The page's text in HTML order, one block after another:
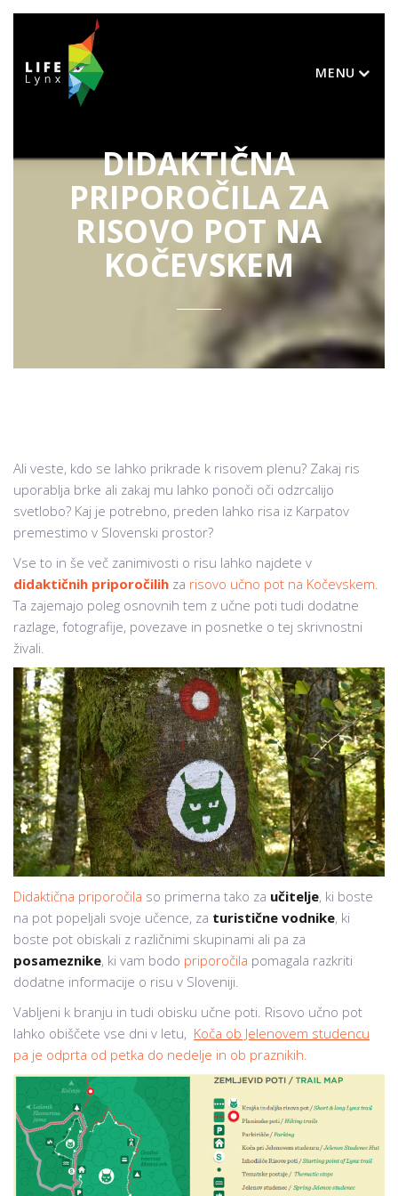
MENU
DIDAKTIČNA
PRIPOROČILA ZA
RISOVO POT NA
KOČEVSKEM
Ali veste, kdo se lahko prikrade k risovem plenu? Zakaj ris
uporablja brke ali zakaj mu lahko ponoči oči odzrcalijo
svetlobo? Kaj je potrebno, preden lahko risa iz Karpatov
premestimo v Slovenski prostor?
Vse to in še več zanimivosti o risu lahko najdete v
didaktičnih priporočilih za risovo učno pot na Kočevskem.
Ta zajemajo poleg osnovnih tem z učne poti tudi dodatne
razlage, fotografije, povezave in posnetke o tej skrivnostni
živali.
Didaktična priporočila so primerna tako za učitelje, ki boste
na pot popeljali svoje učence, za turistične vodnike, ki
boste pot obiskali z različnimi skupinami ali pa za
posameznike, ki vam bodo priporočila pomagala razkriti
dodatne informacije o risu v Sloveniji.
Vabljeni k branju in tudi obisku učne poti. Risovo učno pot
lahko obiščete vse dni v letu, Koča ob Jelenovem studencu
pa je odprta od petka do nedelje in ob praznikih.